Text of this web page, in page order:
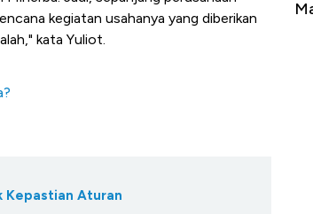
kegiatan usahanya yang diberikan
kata Yuliot.
Kepastian Aturan
Mana yang Cuannya Paling Menyala?